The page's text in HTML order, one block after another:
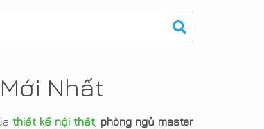
Nhất
thiết kế nội thất phòng ngủ master